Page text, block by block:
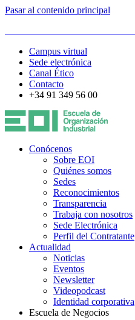
Pasar al contenido principal
Campus virtual
Sede electrónica
Canal Ético
Contacto
+34 91 349 56 00
Conócenos
Sobre EOI
Quiénes somos
Sedes
Reconocimientos
Transparencia
Trabaja con nosotros
Sede Electrónica
Perfil del Contratante
Actualidad
Noticias
Eventos
Newsletter
Videopodcast
Identidad corporativa
Escuela de Negocios